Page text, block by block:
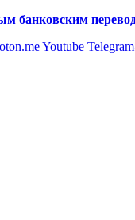
банковским
Youtube